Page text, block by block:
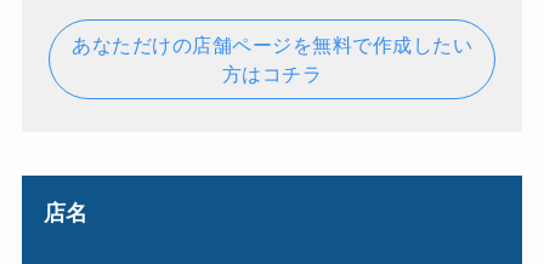
あなただけの店舗ページを無料で作成したい
方はコチラ
店名